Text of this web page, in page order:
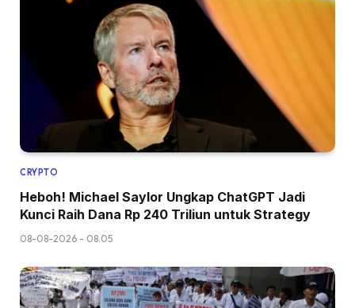
CRYPTO
Heboh! Michael Saylor Ungkap ChatGPT Jadi
Kunci Raih Dana Rp 240 Triliun untuk Strategy
08-08-2026 - 08.05